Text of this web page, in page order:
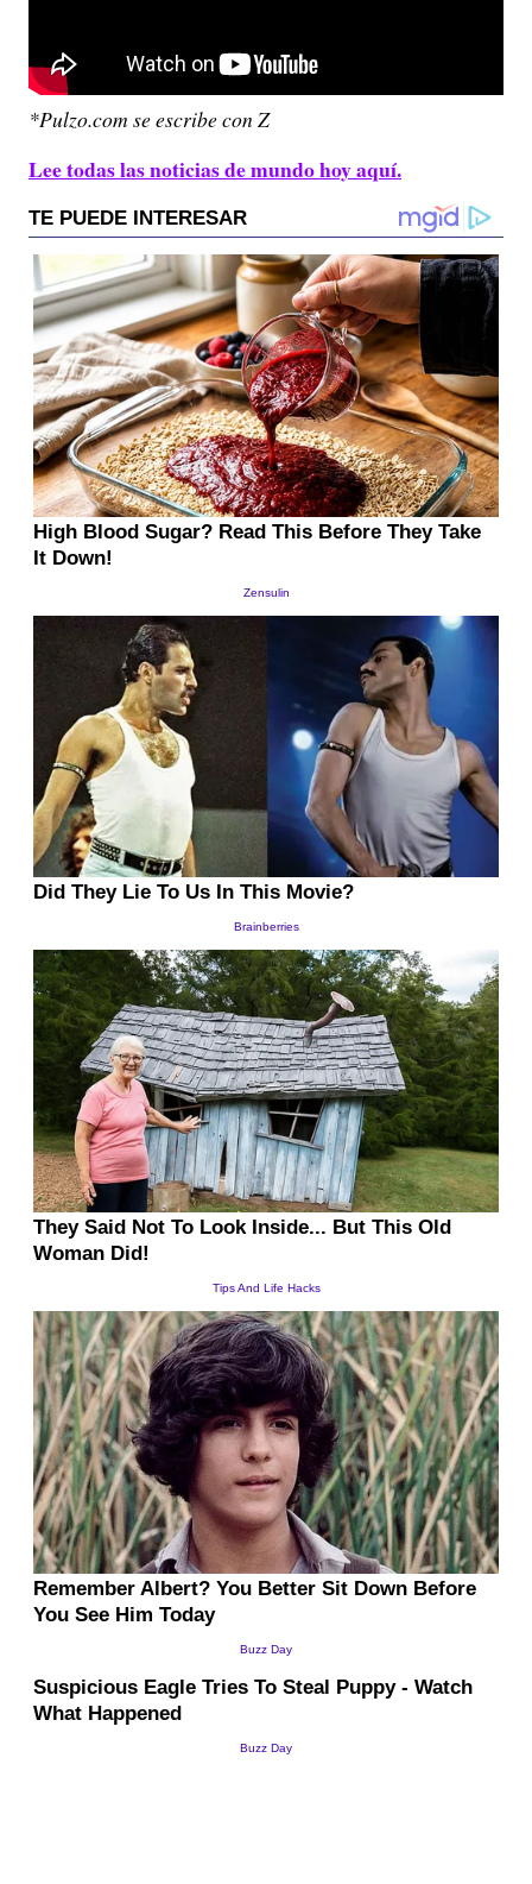
*Pulzo.com se escribe con Z
Lee todas las noticias de mundo hoy aquí.